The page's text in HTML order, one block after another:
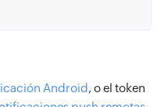
Android , o el token